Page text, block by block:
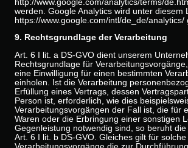
http://www.google.com/analytics/terms/
werden. Google Analytics wird unter diesem
https://www.google.com/intl/de_de/analytics/
9. Rechtsgrundlage der Verarbeitung
Art. 6 I lit. a DS-GVO dient unserem
Rechtsgrundlage für
eine Einwilligung für einen bestimmten
einholen. Ist die Verarbeitung
Erfüllung eines Vertrags, dessen
Person ist, erforderlich, wie dies
Verarbeitungsvorgängen der Fall ist, die für
Waren oder die Erbringung einer sonstigen
Gegenleistung notwendig sind, so beruht
Art. 6 I lit. b DS-GVO. Gleiches gilt für solche